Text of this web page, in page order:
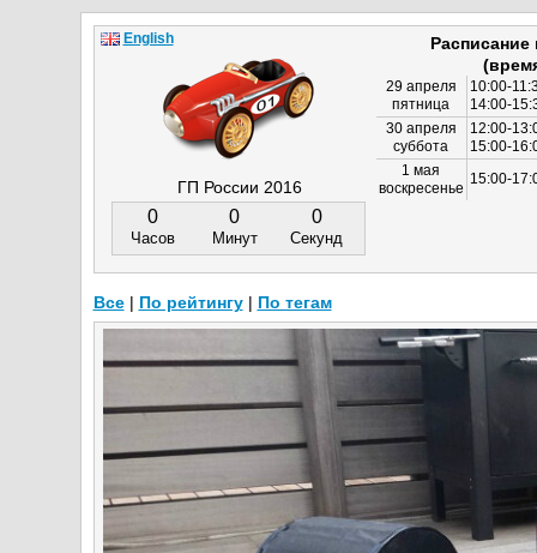
ГП России 2016
0
Часов
0
Минут
0
Секунд
29 апреля
пятница
10:00-
14:00-
30 апреля
суббота
12:00-
15:00-
1 мая
воскресенье
15:00-
English
Все| По рейтингу| По тегам